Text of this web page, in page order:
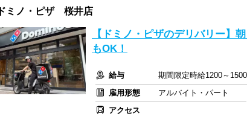
ドミノ・ピザ 桜井店
【ドミノ・ピザのデリバリー】
もOK！
給与
期間限定時給1200～
雇用形態
アルバイト・パート
アクセス